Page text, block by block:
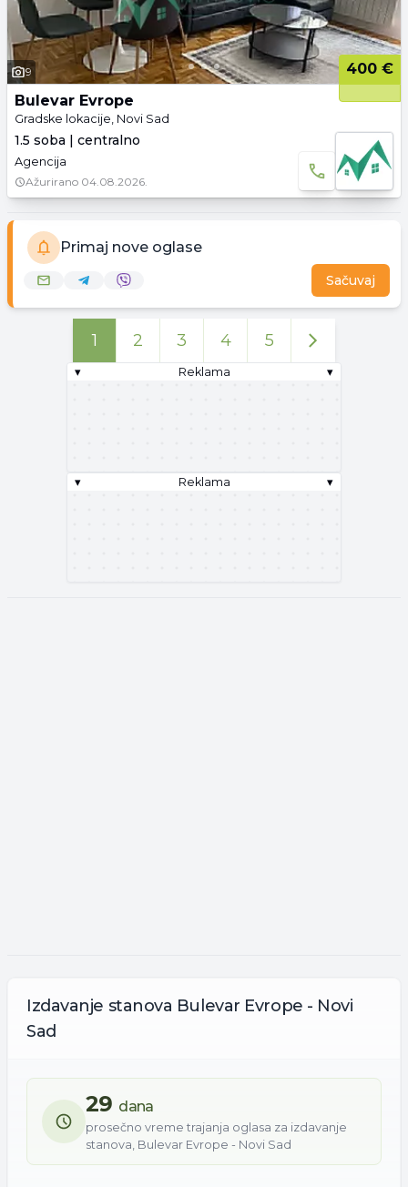
9
400 €
Bulevar Evrope
Gradske lokacije, Novi Sad
1.5 soba | centralno
Agencija
Ažurirano 04.08.2026.
Primaj nove oglase
Sačuvaj
1 2 3 4 5
▾ Reklama ▾
▾ Reklama ▾
Izdavanje stanova Bulevar Evrope - Novi
Sad
29 dana
prosečno vreme trajanja oglasa za izdavanje
stanova, Bulevar Evrope - Novi Sad